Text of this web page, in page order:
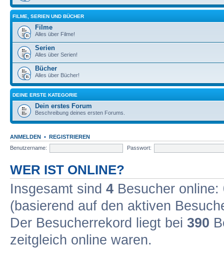
FILME, SERIEN UND BÜCHER
Filme
Alles über Filme!
Serien
Alles über Serien!
Bücher
Alles über Bücher!
DEINE ERSTE KATEGORIE
Dein erstes Forum
Beschreibung deines ersten Forums.
ANMELDEN • REGISTRIEREN
Benutzername:
Passwort:
WER IST ONLINE?
Insgesamt sind 4 Besucher
(basierend auf den aktiven
Der Besucherrekord liegt bei 390
zeitgleich online waren.